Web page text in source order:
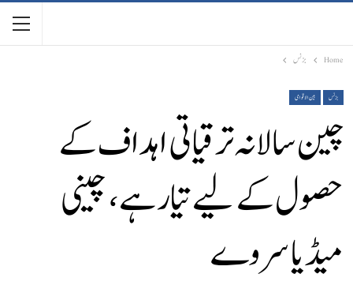
Home بزنس
بزنس بین الاقوامی
چین سالانہ ترقیاتی اہداف کے
حصول کے لیے تیار ہے ، چینی
میڈیا سروے